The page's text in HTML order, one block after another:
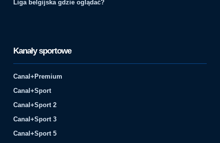
Liga belgijska gdzie oglądać?
Kanały sportowe
Canal+Premium
Canal+Sport
Canal+Sport 2
Canal+Sport 3
Canal+Sport 5